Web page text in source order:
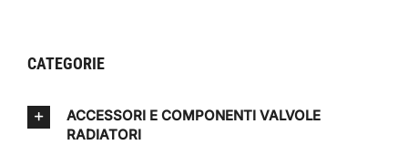
CATEGORIE
ACCESSORI E COMPONENTI VALVOLE
RADIATORI